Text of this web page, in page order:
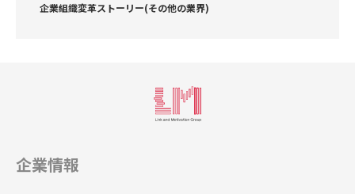
企業組織変革ストーリー(その他の業界)
企業情報